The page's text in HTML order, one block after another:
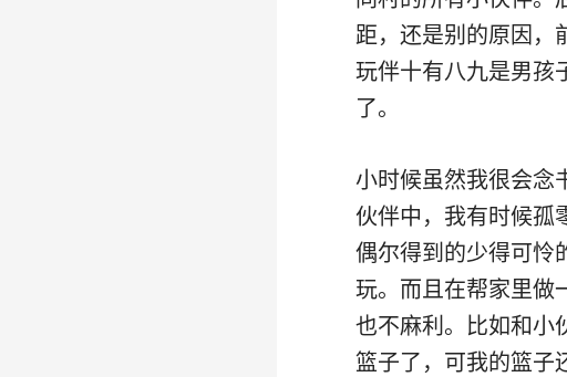
距，还是别的原因，
玩伴十有八九是男孩
了。
小时候虽然我很会念
伙伴中，我有时候孤
偶尔得到的少得可怜
玩。而且在帮家里做
也不麻利。比如和小
篮子了，可我的篮子